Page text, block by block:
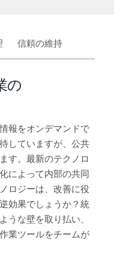
信頼の維持
の
報をオンデマンドで
していますが、公共
す。最新のテクノロ
によって内部の共同
ロジーは、改善に役
効果でしょうか？統
うな壁を取り払い、
業ツールをチームが